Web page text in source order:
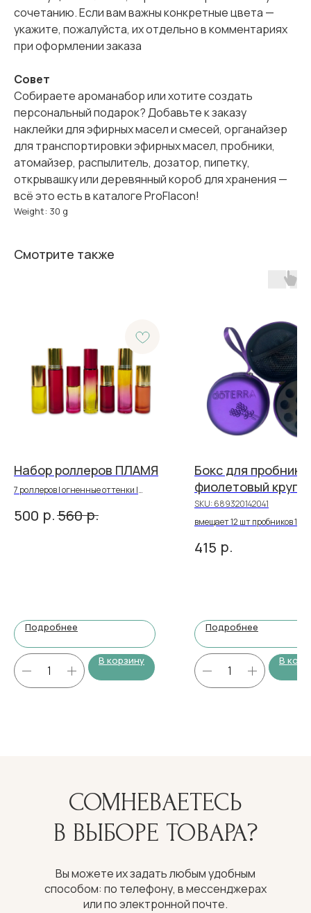
сочетанию. Если вам важны конкретные цвета —
укажите, пожалуйста, их отдельно в комментариях
при оформлении заказа
Совет
Собираете ароманабор или хотите создать
персональный подарок? Добавьте к заказу
наклейки для эфирных масел и смесей, органайзер
для транспортировки эфирных масел, пробники,
атомайзер, распылитель, дозатор, пипетку,
открывашку или деревянный короб для хранения —
всё это есть в каталоге ProFlacon!
Weight: 30 g
Смотрите также
Набор роллеров ПЛАМЯ
7 роллеров | огненные оттенки |
500 р.560 р.
Подробнее
В корзину
Бокс для
фиолетовый
12 шт
SKU:689320142041
вмещает 12 шт пробников 1-3
415 р.
Подробнее
В
СОМНЕВАЕТЕСЬ
В ВЫБОРЕ ТОВАРА?
Вы можете их задать любым удобным
способом: по телефону, в мессенджерах
или по электронной почте.